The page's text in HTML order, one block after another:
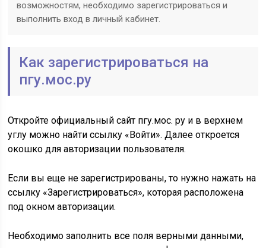
возможностям, необходимо зарегистрироваться и
выполнить вход в личный кабинет.
Как зарегистрироваться на
пгу.мос.ру
Откройте официальный сайт пгу.мос. ру и в верхнем
углу можно найти ссылку «Войти». Далее откроется
окошко для авторизации пользователя.
Если вы еще не зарегистрированы, то нужно нажать на
ссылку «Зарегистрироваться», которая расположена
под окном авторизации.
Необходимо заполнить все поля верными данными,